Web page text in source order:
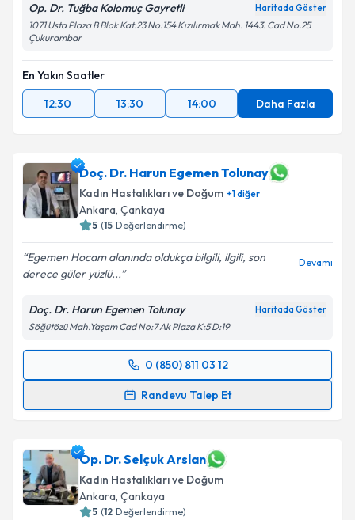
Op. Dr. Tuğba Kolomuç Gayretli Haritada Göster
1071 Usta Plaza B Blok Kat.23 No:154 Kızılırmak Mah. 1443. Cad No.25
Çukurambar
En Yakın Saatler
12:30
13:30 14:00 Daha Fazla
Doç. Dr. Harun Egemen Tolunay
Kadın Hastalıkları ve Doğum +1diğer
Ankara, Çankaya
5 (15 Değerlendirme)
Egemen Hocam alanında oldukça bilgili, ilgili, son
derece güler yüzlü...
Devamı
Doç. Dr. Harun Egemen Tolunay Haritada Göster
Söğütözü Mah.Yaşam Cad No:7 Ak Plaza K:5 D:19
0 (850) 811 03 12
Randevu Talep Et
Randevu Takvimi Talebi
almanız için bir takvim hazırlandığında e-posta ile
bilgilendireceğiz.
E-posta Adresiniz
Op. Dr. Selçuk Arslan
Kadın Hastalıkları ve Doğum
Ankara, Çankaya
5 (12 Değerlendirme)